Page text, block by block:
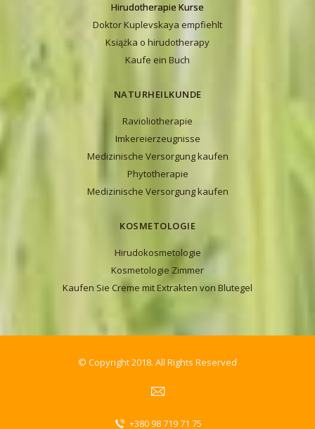
Hirudotherapie Kurse
Doktor Kuplevskaya empfiehlt
Książka o hirudotherapy
Kaufe ein Buch
NATURHEILKUNDE
Ravioliotherapie
Imkereierzeugnisse
Medizinische Versorgung kaufen
Phytotherapie
Medizinische Versorgung kaufen
KOSMETOLOGIE
Hirudokosmetologie
Kosmetologie Zimmer
Kaufen Sie Creme mit Extrakten von Blutegel
© Copyright 2018. All Rights Reserved
+380 98 719 71 75